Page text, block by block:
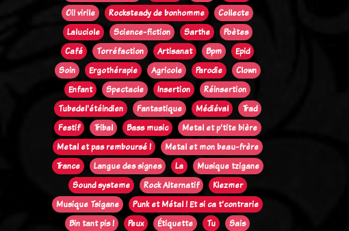
Oi! virile
Rocksteady de bonhomme
Collecte
Laluciole
Science-fiction Sarthe
Poètes
Café
Torréfaction Artisanat Bpm
Epid
Soin
Ergothérapie Agricole Parodie
Clown
Enfant
Spectacle Insertion
Réinsertion
Tubedel'étéindien
Fantastique Médiéval
Trad
Festif
Tribal Bass music
Metal et p'tite bière
Metal et pas remboursé !
Metal et mon beau-frère
Trance
Langue des signes La
Musique tzigane
Sound systeme
Rock Alternatif
Klezmer
Musique Tsigane
Punk et Métal ! Et si ca t'contrarie
Bin tant pis !
Peux Étiquette Tu
Sais